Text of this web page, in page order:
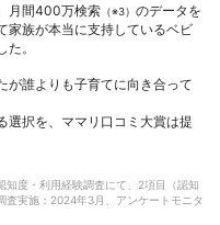
月間400万検索 （※3） のデータを
家族が本当に支持しているベビ
。
が誰よりも子育てに向き合って
選択を、ママリ口コミ大賞は提
度・利用経験調査にて、2項目（認知
査実施：2024年3月、アンケートモニタ